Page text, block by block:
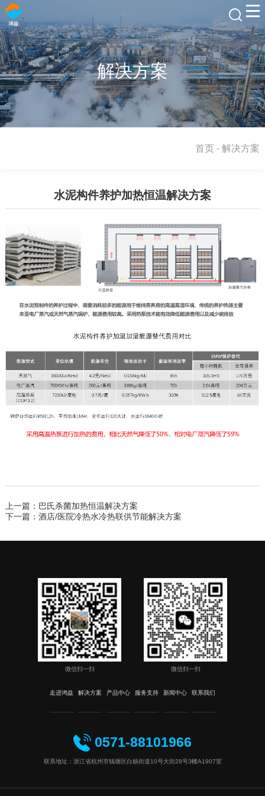
解决方案
首页 -解决方案
水泥构件养护加热恒温解决方案
上一篇：巴氏杀菌加热恒温解决方案
下一篇：酒店/医院冷热水冷热联供节能解决方案
微信扫一扫 微信扫一扫
走进鸿益 解决方案 产品中心 服务支持 新闻中心 联系我们
0571-88101966
联系地址：浙江省杭州市钱塘区白杨街道10号大街28号3幢A1907室